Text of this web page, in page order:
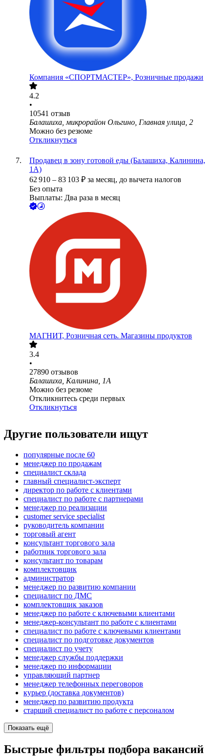
Компания «СПОРТМАСТЕР», Розничные продажи
4.2
•
10541 отзыв
Балашиха, микрорайон Ольгино, Главная улица, 2
Можно без резюме
Откликнуться
Продавец в зону готовой еды (Балашиха, Калинина,
1А)
62 910 – 83 103 ₽ за месяц, до вычета налогов
Без опыта
Выплаты: Два раза в месяц
МАГНИТ, Розничная сеть. Магазины продуктов
3.4
•
27890 отзывов
Балашиха, Калинина, 1А
Можно без резюме
Откликнитесь среди первых
Откликнуться
Другие пользователи ищут
популярные после 60
менеджер по продажам
специалист склада
главный специалист-эксперт
директор по работе с клиентами
специалист по работе с партнерами
менеджер по реализации
customer service specialist
руководитель компании
торговый агент
консультант торгового зала
работник торгового зала
консультант по товарам
комплектовщик
администратор
менеджер по развитию компании
специалист по ДМС
комплектовщик заказов
менеджер по работе с ключевыми клиентами
менеджер-консультант по работе с клиентами
специалист по работе с ключевыми клиентами
специалист по подготовке документов
специалист по учету
менеджер службы поддержки
менеджер по информации
управляющий партнер
менеджер телефонных переговоров
курьер (доставка документов)
менеджер по развитию продукта
старший специалист по работе с персоналом
Показать ещё
Быстрые фильтры подбора вакансий